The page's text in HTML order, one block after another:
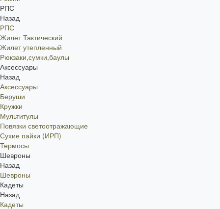
РПС
Назад
РПС
Жилет Тактический
Жилет утепленный
Рюкзаки,сумки,баулы
Аксессуары
Назад
Аксессуары
Беруши
Кружки
Мультитулы
Повязки светоотражающие
Сухие пайки (ИРП)
Термосы
Шевроны
Назад
Шевроны
Кадеты
Назад
Кадеты